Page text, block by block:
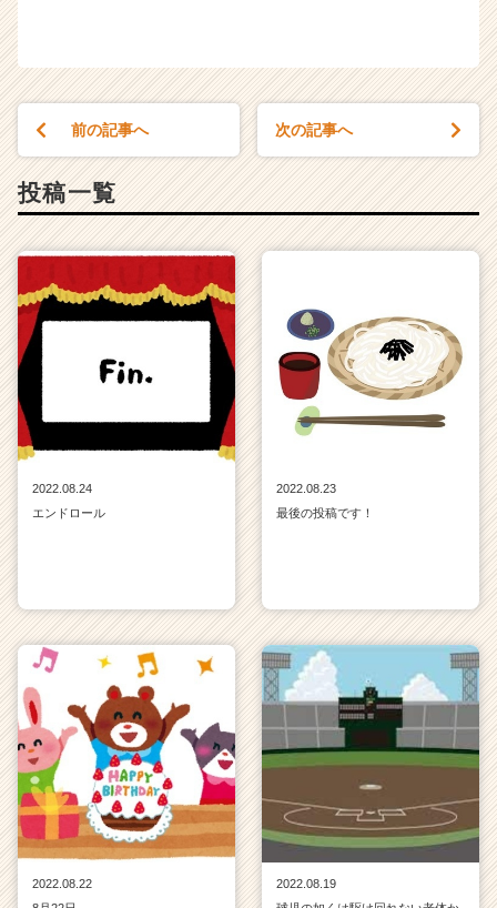
前の記事へ 次の記事へ
投稿一覧
2022.08.24
エンドロール
2022.08.23
最後の投稿です！
2022.08.22
2022.08.19